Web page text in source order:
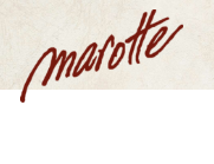
springen